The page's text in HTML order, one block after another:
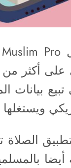
تبيع
الصلاة